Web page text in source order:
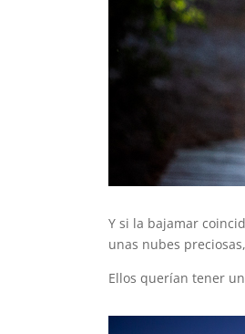
Y si la bajamar
unas nubes
Ellos querían tener